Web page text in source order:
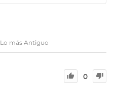
Lo más Antiguo
0